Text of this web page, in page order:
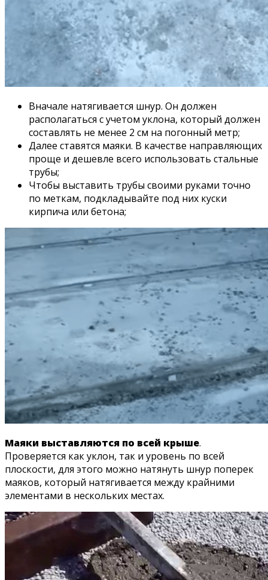
Вначале натягивается шнур. Он должен
располагаться с учетом уклона, который должен
составлять не менее 2 см на погонный метр;
Далее ставятся маяки. В качестве направляющих
проще и дешевле всего использовать стальные
трубы;
Чтобы выставить трубы своими руками точно
по меткам, подкладывайте под них куски
кирпича или бетона;
Маяки выставляются по всей крыше.
Проверяется как уклон, так и уровень по всей
плоскости, для этого можно натянуть шнур поперек
маяков, который натягивается между крайними
элементами в нескольких местах.